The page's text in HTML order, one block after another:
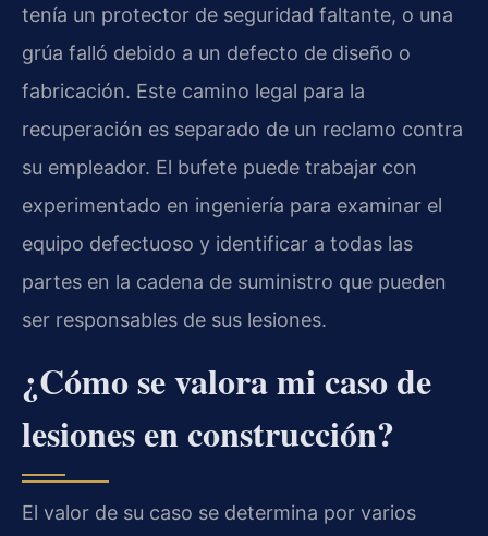
tenía un protector de seguridad faltante, o una
grúa falló debido a un defecto de diseño o
fabricación. Este camino legal para la
recuperación es separado de un reclamo contra
su empleador. El bufete puede trabajar con
experimentado en ingeniería para examinar el
equipo defectuoso y identificar a todas las
partes en la cadena de suministro que pueden
ser responsables de sus lesiones.
¿Cómo se valora mi caso de
lesiones en construcción?
El valor de su caso se determina por varios